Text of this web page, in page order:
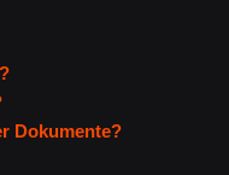
Dokumente?